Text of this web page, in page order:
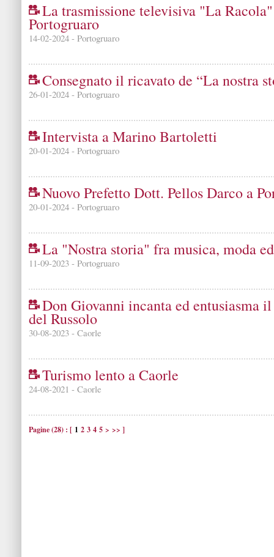
La trasmissione televisiva "La
Portogruaro
14-02-2024 - Portogruaro
Consegnato il ricavato de “La nostra
26-01-2024 - Portogruaro
Intervista a Marino Bartoletti
20-01-2024 - Portogruaro
Nuovo Prefetto Dott. Pellos Darco a
20-01-2024 - Portogruaro
La "Nostra storia" fra musica, moda
11-09-2023 - Portogruaro
Don Giovanni incanta ed entusiasma
del Russolo
30-08-2023 - Caorle
Turismo lento a Caorle
24-08-2021 - Caorle
Pagine (28) : [ 1 2 3 4 5 > >> ]